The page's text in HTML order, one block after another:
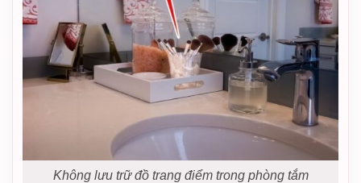
Không lưu trữ đồ trang điểm trong phòng tắm